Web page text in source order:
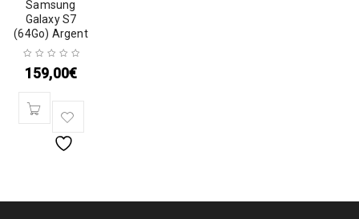
Samsung
Galaxy S7
(64Go) Argent
159,00€